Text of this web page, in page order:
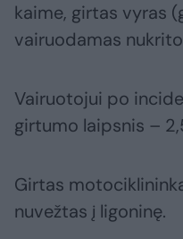
kaime, girtas vyras
vairuodamas
Vairuotojui po
girtumo laipsnis –
Girtas
nuvežtas į ligoninę.